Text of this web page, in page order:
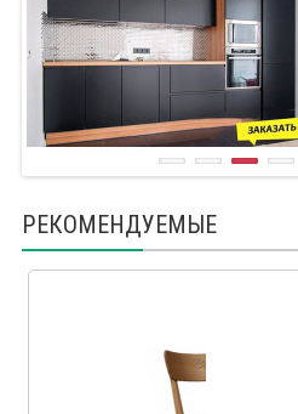
РЕКОМЕНДУЕМЫЕ